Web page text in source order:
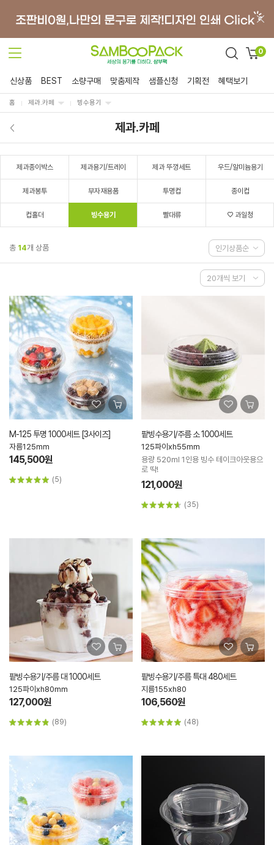
0
신상품 BEST 소량구매 맞춤제작 샘플신청 기획전 혜택보기
홈 제과.카페 빙수용기
제과.카페
제과종이박스 제과용기/트레이 제과 뚜껑세트 우드/알미늄용기
제과봉투 부자재용품 투명컵 종이컵
컵홀더 빙수용기 빨대류 ♡ 과일청
총 14개 상품
M-125 투명 1000세트 [3사이즈]
자름125mm
145,500원
(5)
팥빙수용기/주름 소 1000세트
125파이xh55mm
용량 520ml 1인용 빙수 테이크아웃용으
로 딱!
121,000원
(35)
팥빙수용기/주름 대 1000세트
125파이xh80mm
127,000원
(89)
팥빙수용기/주름 특대 480세트
지름155xh80
106,560원
(48)